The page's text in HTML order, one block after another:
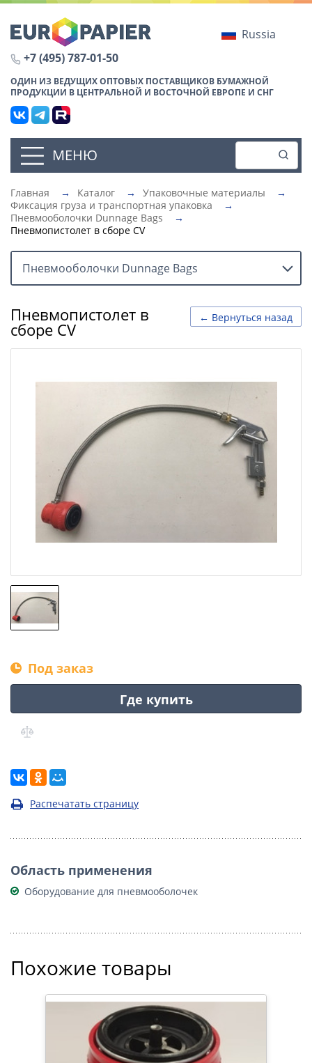
Russia
+7 (495) 787-01-50
ОДИН ИЗ ВЕДУЩИХ ОПТОВЫХ ПОСТАВЩИКОВ БУМАЖНОЙ
ПРОДУКЦИИ В ЦЕНТРАЛЬНОЙ И ВОСТОЧНОЙ ЕВРОПЕ И СНГ
МЕНЮ
Главная → Каталог → Упаковочные материалы
→
Фиксация груза и транспортная упаковка
→
Пневмооболочки Dunnage Bags
→
Пневмопистолет в сборе CV
Пневмооболочки Dunnage Bags
← Вернуться назад
Пневмопистолет в
сборе CV
Под заказ
Где купить
Распечатать страницу
Область применения
Оборудование для пневмооболочек
Похожие товары